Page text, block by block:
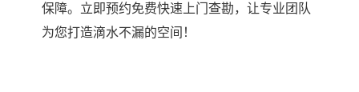
保障。立即预约免费快速上门查勘，让专业团队
为您打造滴水不漏的空间！